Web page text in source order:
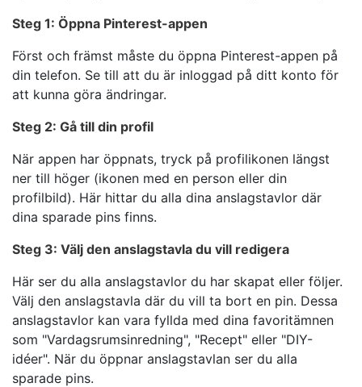
Steg 1: Öppna Pinterest-appen
Först och främst måste du öppna Pinterest-appen på
din telefon. Se till att du är inloggad på ditt konto för
att kunna göra ändringar.
Steg 2: Gå till din profil
När appen har öppnats, tryck på profilikonen längst
ner till höger (ikonen med en person eller din
profilbild). Här hittar du alla dina anslagstavlor där
dina sparade pins finns.
Steg 3: Välj den anslagstavla du vill redigera
Här ser du alla anslagstavlor du har skapat eller följer.
Välj den anslagstavla där du vill ta bort en pin. Dessa
anslagstavlor kan vara fyllda med dina favoritämnen
som "Vardagsrumsinredning", "Recept" eller "DIY-
idéer". När du öppnar anslagstavlan ser du alla
sparade pins.